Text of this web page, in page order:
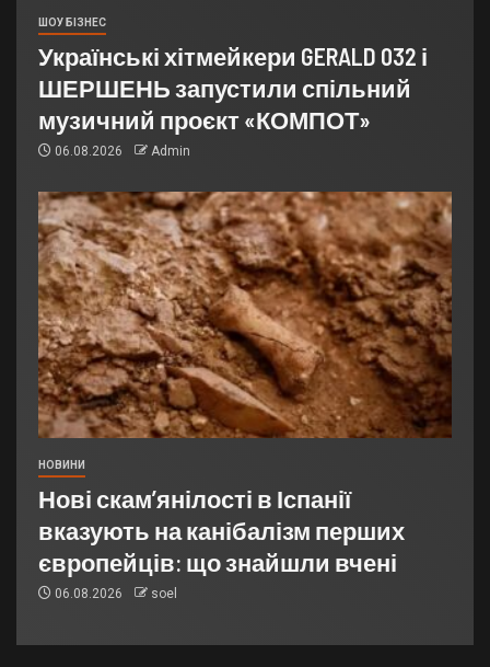
ШОУ БІЗНЕС
Українські хітмейкери GERALD 032 і
ШЕРШЕНЬ запустили спільний
музичний проєкт «КОМПОТ»
06.08.2026 Admin
НОВИНИ
Нові скам’янілості в Іспанії
вказують на канібалізм перших
європейців: що знайшли вчені
06.08.2026 soel